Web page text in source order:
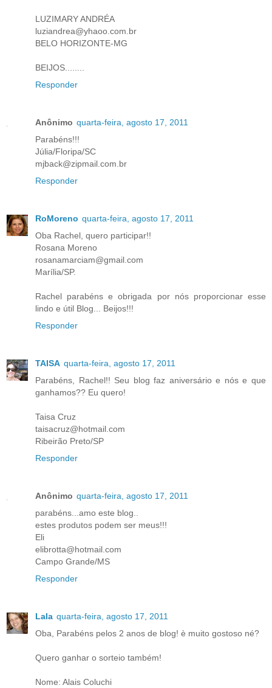
LUZIMARY ANDRÉA
luziandrea@yhaoo.com.br
BELO HORIZONTE-MG
BEIJOS........
Responder
Anônimo quarta-feira, agosto 17, 2011
Parabéns!!!
Júlia/Floripa/SC
mjback@zipmail.com.br
Responder
RoMoreno quarta-feira, agosto 17, 2011
Oba Rachel, quero participar!!
Rosana Moreno
rosanamarciam@gmail.com
Marília/SP.
Rachel parabéns e obrigada por nós proporcionar esse
lindo e útil Blog... Beijos!!!
Responder
TAISA quarta-feira, agosto 17, 2011
Parabéns, Rachel!! Seu blog faz aniversário e nós e que
ganhamos?? Eu quero!
Taisa Cruz
taisacruz@hotmail.com
Ribeirão Preto/SP
Responder
Anônimo quarta-feira, agosto 17, 2011
parabéns...amo este blog..
estes produtos podem ser meus!!!
Eli
elibrotta@hotmail.com
Campo Grande/MS
Responder
Lala quarta-feira, agosto 17, 2011
Oba, Parabéns pelos 2 anos de blog! è muito gostoso né?
Quero ganhar o sorteio também!
Nome: Alais Coluchi